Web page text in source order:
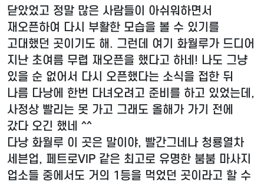
닫았었고 정말 많은 사람들이 아쉬워하면서
재오픈하여 다시 부활한 모습을 볼 수 있기를
고대했던 곳이기도 해. 그런데 여기 화월루가 드디어
지난 초여름 무렵 재오픈을 했다고 하네! 나도 그냥
있을 순 없어서 다시 오픈했다는 소식을 접한 뒤
나름 다낭에 한번 다녀오려고 준비를 하고 있었는데,
사정상 빨리는 못 가고 그래도 올해가 가기 전에
갔다 오긴 했네 ^^
다낭 화월루 이 곳은 말이야, 빨간그네나 청룡열차
세븐업, 페트로VIP 같은 최고로 유명한 붐붐 마사지
업소들 중에서도 거의 1등을 먹었던 곳이라고 할 수